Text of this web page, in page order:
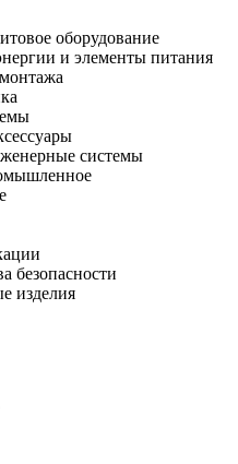
оборудование
и элементы питания
системы
безопасности
изделия